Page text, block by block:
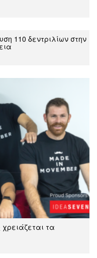
110 δεντριλίων στην
χρειάζεται τα